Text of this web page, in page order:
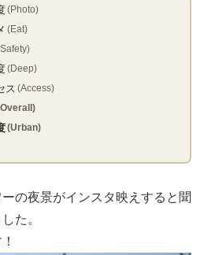
(Photo)
(Eat)
(Deep)
ス (Access)
(Urban)
の夜景がインスタ映えすると聞
た。